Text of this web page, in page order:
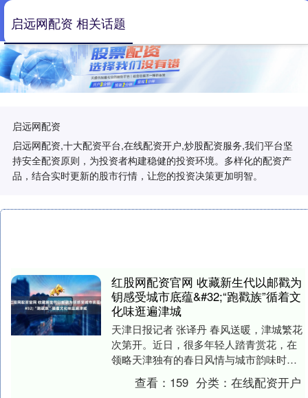
启远网配资
启远网配资,十大配资平台,在线配资开户,炒股配资服务,我们平台坚
持安全配资原则，为投资者构建稳健的投资环境。多样化的配资产
品，结合实时更新的股市行情，让您的投资决策更加明智。
启远网配资 相关话题
红股网配资官网 收藏新生代以邮戳为
钥感受城市底蕴&#32;“跑戳族”循着文
化味逛遍津城
天津日报记者 张译丹 春风送暖，津城繁花
次第开。近日，很多年轻人踏青赏花，在
领略天津独有的春日风情与城市韵味时，
也不忘带上心爱的明信片，加盖赏花主题
的纪念邮戳，....
查看： 159 分类：在线配资开户